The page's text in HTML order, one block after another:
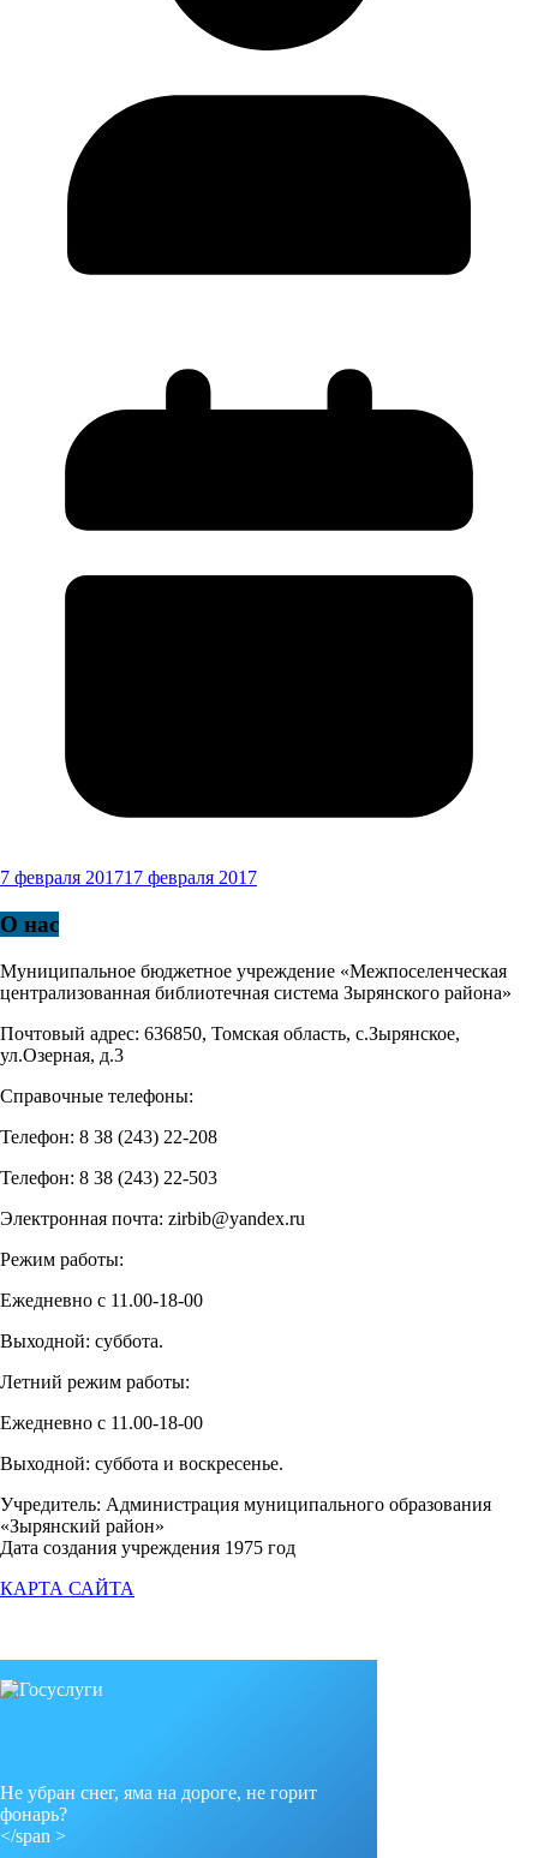
7 февраля 201717 февраля 2017
О нас
Муниципальное бюджетное учреждение «Межпоселенческая
централизованная библиотечная система Зырянского района»
Почтовый адрес: 636850, Томская область, с.Зырянское,
ул.Озерная, д.3
Справочные телефоны:
Телефон: 8 38 (243) 22-208
Телефон: 8 38 (243) 22-503
Электронная почта: zirbib@yandex.ru
Режим работы:
Ежедневно с 11.00-18-00
Выходной: суббота.
Летний режим работы:
Ежедневно с 11.00-18-00
Выходной: суббота и воскресенье.
Учредитель: Администрация муниципального образования
«Зырянский район»
Дата создания учреждения 1975 год
КАРТА САЙТА
Не убран снег, яма на дороге, не горит
фонарь?
</span >